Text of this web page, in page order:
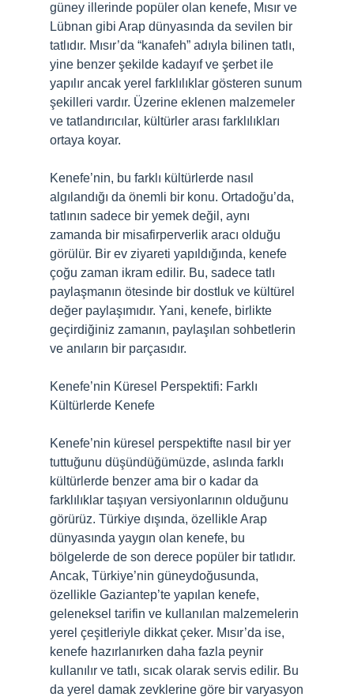
güney illerinde popüler olan kenefe, Mısır ve
Lübnan gibi Arap dünyasında da sevilen bir
tatlıdır. Mısır’da “kanafeh” adıyla bilinen tatlı,
yine benzer şekilde kadayıf ve şerbet ile
yapılır ancak yerel farklılıklar gösteren sunum
şekilleri vardır. Üzerine eklenen malzemeler
ve tatlandırıcılar, kültürler arası farklılıkları
ortaya koyar.
Kenefe’nin, bu farklı kültürlerde nasıl
algılandığı da önemli bir konu. Ortadoğu’da,
tatlının sadece bir yemek değil, aynı
zamanda bir misafirperverlik aracı olduğu
görülür. Bir ev ziyareti yapıldığında, kenefe
çoğu zaman ikram edilir. Bu, sadece tatlı
paylaşmanın ötesinde bir dostluk ve kültürel
değer paylaşımıdır. Yani, kenefe, birlikte
geçirdiğiniz zamanın, paylaşılan sohbetlerin
ve anıların bir parçasıdır.
Kenefe’nin Küresel Perspektifi: Farklı
Kültürlerde Kenefe
Kenefe’nin küresel perspektifte nasıl bir yer
tuttuğunu düşündüğümüzde, aslında farklı
kültürlerde benzer ama bir o kadar da
farklılıklar taşıyan versiyonlarının olduğunu
görürüz. Türkiye dışında, özellikle Arap
dünyasında yaygın olan kenefe, bu
bölgelerde de son derece popüler bir tatlıdır.
Ancak, Türkiye’nin güneydoğusunda,
özellikle Gaziantep’te yapılan kenefe,
geleneksel tarifin ve kullanılan malzemelerin
yerel çeşitleriyle dikkat çeker. Mısır’da ise,
kenefe hazırlanırken daha fazla peynir
kullanılır ve tatlı, sıcak olarak servis edilir. Bu
da yerel damak zevklerine göre bir varyasyon